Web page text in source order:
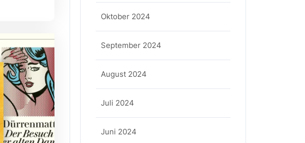
Oktober 2024
September 2024
August 2024
Juli 2024
Juni 2024